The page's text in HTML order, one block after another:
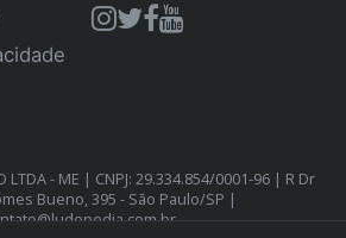
LTDA - ME | CNPJ: 29.334.854/0001-96 | R Dr
Bueno, 395 - São Paulo/SP |